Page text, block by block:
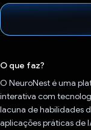
O que faz?
O NeuroNest é uma
interativa com
lacuna de habilidades
aplicações práticas de